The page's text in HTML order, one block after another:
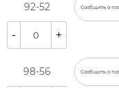
92-52 Сообщить о
- +
98-56 Сообщить о